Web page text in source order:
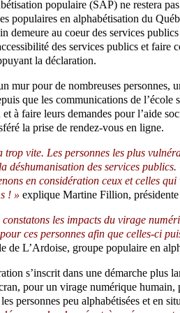
populaire (SAP) ne restera
populaires en alphabétisation du
demeure au coeur des services
des services publics et
la déclaration.
mur pour de nombreuses personnes,
que les communications de
à faire leurs demandes pour l’aide
la prise de rendez-vous en ligne.
vite. Les personnes les plus
déshumanisation des services
en considération ceux et celles
! » explique Martine Fillion,
les impacts du virage
ces personnes afin que celles-ci
de L’Ardoise, groupe populaire en
s’inscrit dans une démarche plus
pour un virage numérique
personnes peu alphabétisées et en